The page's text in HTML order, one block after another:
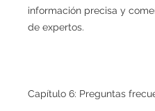
información precisa y
de expertos.
Capítulo 6: Preguntas